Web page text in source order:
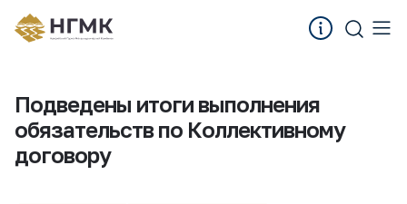
Подведены итоги выполнения
обязательств по Коллективному
договору